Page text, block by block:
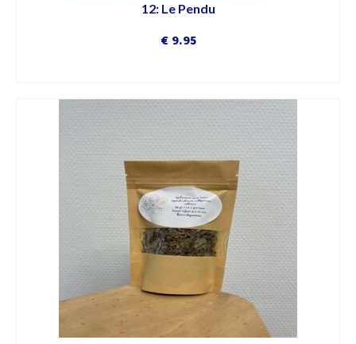
12: Le Pendu
€9.95